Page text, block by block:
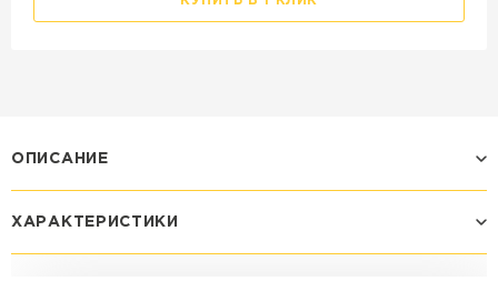
ОПИСАНИЕ
ХАРАКТЕРИСТИКИ